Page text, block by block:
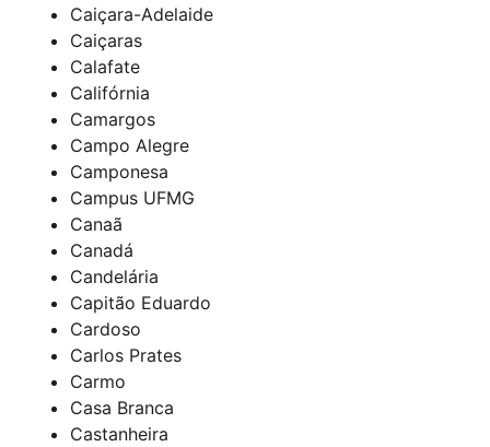
Caiçara-Adelaide
Caiçaras
Calafate
Califórnia
Camargos
Campo Alegre
Camponesa
Campus UFMG
Canaã
Canadá
Candelária
Capitão Eduardo
Cardoso
Carlos Prates
Carmo
Casa Branca
Castanheira